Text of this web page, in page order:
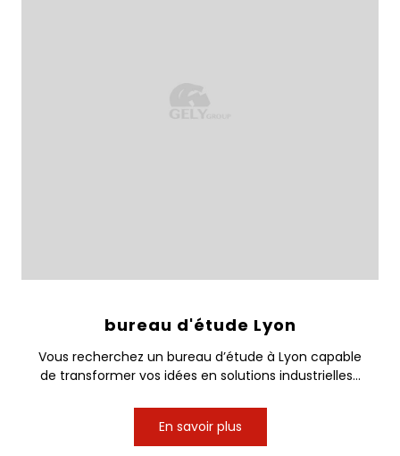
bureau d'étude Lyon
Vous recherchez un bureau d’étude à Lyon capable
de transformer vos idées en solutions industrielles...
En savoir plus